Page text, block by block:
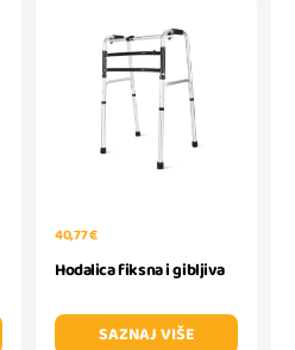
40,77 €
Hodalica fiksna i gibljiva
SAZNAJ VIŠE